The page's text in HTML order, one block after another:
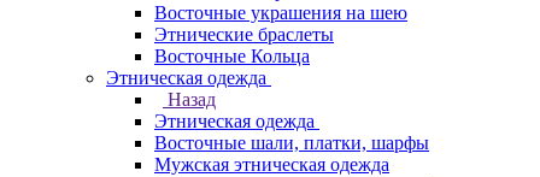
Восточные украшения на шею
Этнические браслеты
Восточные Кольца
Этническая одежда
Назад
Этническая одежда
Восточные шали, платки, шарфы
Мужская этническая одежда